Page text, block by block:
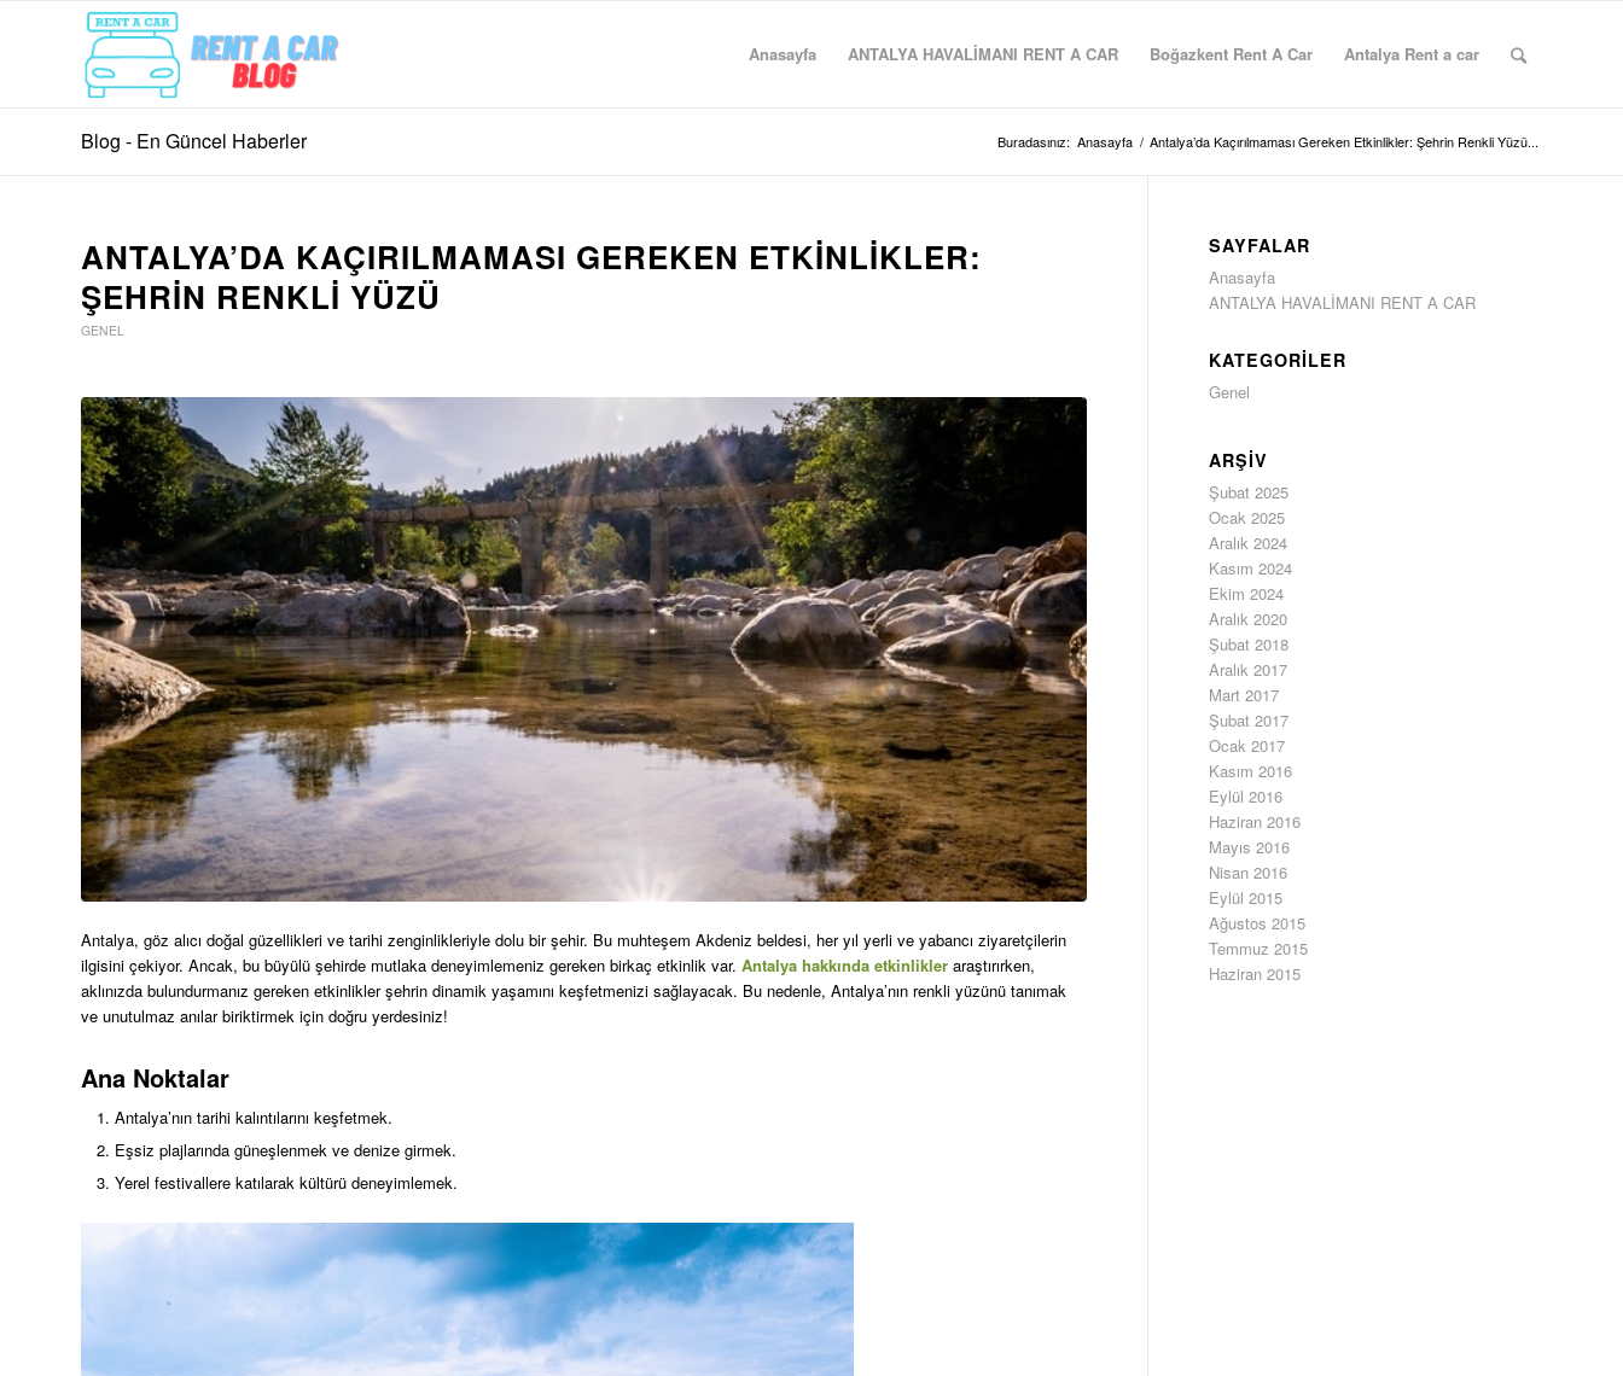
Anasayfa ANTALYA HAVALİMANI RENT A CAR Boğazkent Rent A Car Antalya Rent a car
Blog - En Güncel Haberler Buradasınız: Anasayfa / Antalya’da Kaçırılmaması Gereken Etkinlikler: Şehrin Renkli Yüzü...
ANTALYA’DA KAÇIRILMAMASI GEREKEN ETKINLIKLER:
ŞEHRIN RENKLI YÜZÜ
GENEL
Antalya, göz alıcı doğal güzellikleri ve tarihi zenginlikleriyle dolu bir şehir. Bu muhteşem Akdeniz beldesi, her yıl yerli ve yabancı ziyaretçilerin
ilgisini çekiyor. Ancak, bu büyülü şehirde mutlaka deneyimlemeniz gereken birkaç etkinlik var. Antalya hakkında etkinlikler araştırırken,
aklınızda bulundurmanız gereken etkinlikler şehrin dinamik yaşamını keşfetmenizi sağlayacak. Bu nedenle, Antalya’nın renkli yüzünü tanımak
ve unutulmaz anılar biriktirmek için doğru yerdesiniz!
Ana Noktalar
Antalya’nın tarihi kalıntılarını keşfetmek.
Eşsiz plajlarında güneşlenmek ve denize girmek.
Yerel festivallere katılarak kültürü deneyimlemek.
SAYFALAR
Anasayfa
ANTALYA HAVALİMANI RENT A CAR
KATEGORILER
Genel
ARŞIV
Şubat 2025
Ocak 2025
Aralık 2024
Kasım 2024
Ekim 2024
Aralık 2020
Şubat 2018
Aralık 2017
Mart 2017
Şubat 2017
Ocak 2017
Kasım 2016
Eylül 2016
Haziran 2016
Mayıs 2016
Nisan 2016
Eylül 2015
Ağustos 2015
Temmuz 2015
Haziran 2015